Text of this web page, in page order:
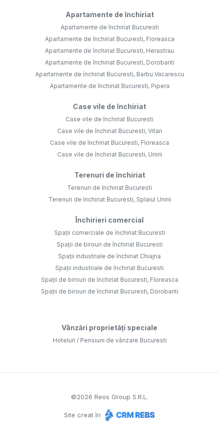
Apartamente de închiriat
Apartamente de închiriat Bucuresti
Apartamente de închiriat Bucuresti, Floreasca
Apartamente de închiriat Bucuresti, Herastrau
Apartamente de închiriat Bucuresti, Dorobanti
Apartamente de închiriat Bucuresti, Barbu Vacarescu
Apartamente de închiriat Bucuresti, Pipera
Case vile de închiriat
Case vile de închiriat Bucuresti
Case vile de închiriat Bucuresti, Vitan
Case vile de închiriat Bucuresti, Floreasca
Case vile de închiriat Bucuresti, Unirii
Terenuri de închiriat
Terenuri de închiriat Bucuresti
Terenuri de închiriat Bucuresti, Splaiul Unirii
Închirieri comercial
Spații comerciale de închiriat Bucuresti
Spații de birouri de închiriat Bucuresti
Spații industriale de închiriat Chiajna
Spații industriale de închiriat Bucuresti
Spații de birouri de închiriat Bucuresti, Floreasca
Spații de birouri de închiriat Bucuresti, Dorobanti
Vânzări proprietăți speciale
Hoteluri / Pensiuni de vânzare Bucuresti
©2026 Reos Group S.R.L.
Site creat în